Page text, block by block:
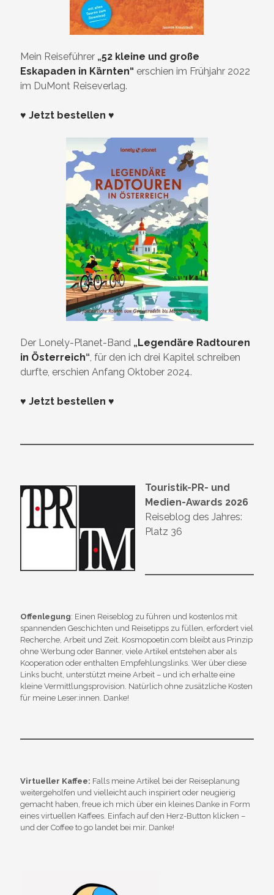
Mein Reiseführer „52 kleine und große
Eskapaden in Kärnten“ erschien im Frühjahr 2022
im DuMont Reiseverlag.
♥ Jetzt bestellen ♥
Der Lonely-Planet-Band „Legendäre Radtouren
in Österreich“ , für den ich drei Kapitel schreiben
durfte, erschien Anfang Oktober 2024.
♥ Jetzt bestellen ♥
Touristik-PR- und
Medien-Awards 2026
Reiseblog des Jahres:
Platz 36
Offenlegung: Einen Reiseblog zu führen und kostenlos mit
spannenden Geschichten und Reisetipps zu füllen, erfordert viel
Recherche, Arbeit und Zeit. Kosmopoetin.com bleibt aus Prinzip
ohne Werbung oder Banner, viele Artikel entstehen aber als
Kooperation oder enthalten Empfehlungslinks. Wer über diese
Links bucht, unterstützt meine Arbeit – und ich erhalte eine
kleine Vermittlungsprovision. Natürlich ohne zusätzliche Kosten
für meine Leser:innen. Danke!
Virtueller Kaffee: Falls meine Artikel bei der Reiseplanung
weitergeholfen und vielleicht auch inspiriert oder neugierig
gemacht haben, freue ich mich über ein kleines Danke in Form
eines virtuellen Kaffees. Einfach auf den Herz-Button klicken –
und der Coffee to go landet bei mir. Danke!